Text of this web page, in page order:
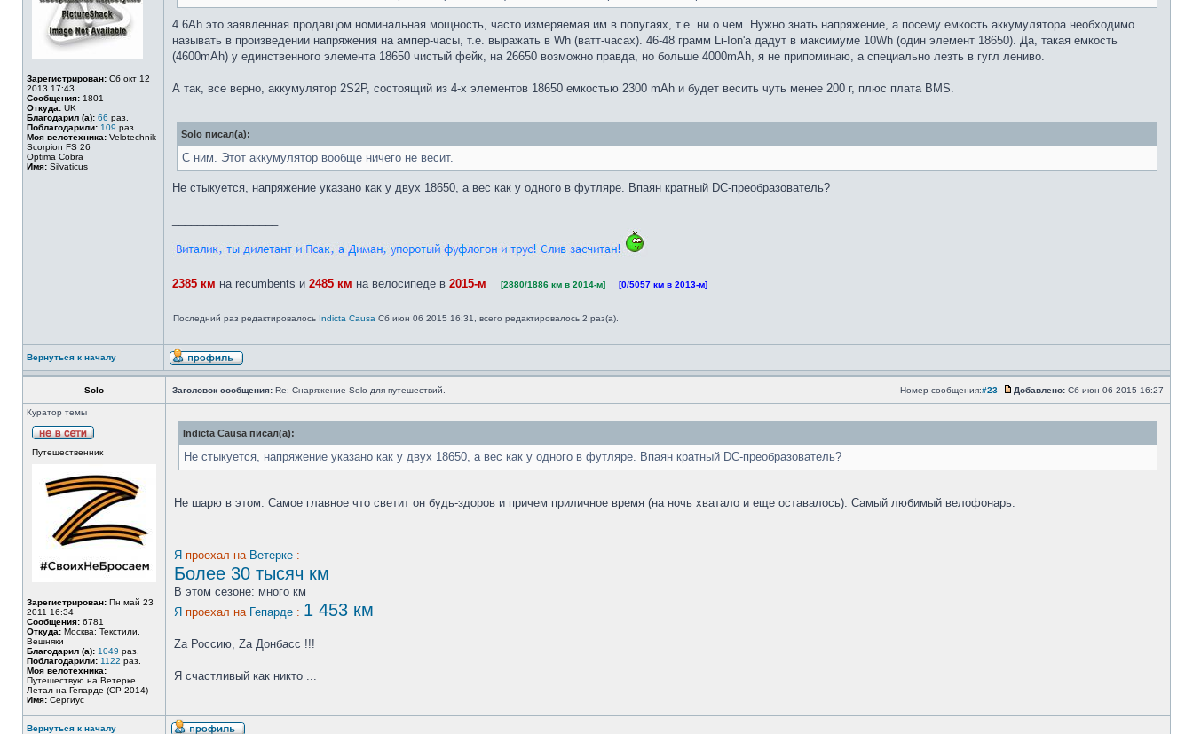
Зарегистрирован: Сб окт 12
2013 17:43
Сообщения: 1801
Откуда: UK
Благодарил (а): 66 раз.
Поблагодарили: 109 раз.
Моя велотехника: Velotechnik
Scorpion FS 26
Optima Cobra
Имя: Silvaticus
4.6Ah это заявленная продавцом номинальная мощность, часто измеряемая им в попугаях, т.е. ни о чем. Нужно знать напряжение, а посему емкость аккумулятора необходимо
называть в произведении напряжения на ампер-часы, т.е. выражать в Wh (ватт-часах). 46-48 грамм Li-Ion'а дадут в максимуме 10Wh (один элемент 18650). Да, такая емкость
(4600mAh) у единственного элемента 18650 чистый фейк, на 26650 возможно правда, но больше 4000mAh, я не припоминаю, а специально лезть в гугл лениво.
А так, все верно, аккумулятор 2S2P, состоящий из 4-х элементов 18650 емкостью 2300 mAh и будет весить чуть менее 200 г, плюс плата BMS.
Solo писал(а):
С ним. Этот аккумулятор вообще ничего не весит.
Не стыкуется, напряжение указано как у двух 18650, а вес как у одного в футляре. Впаян кратный DC-преобразователь?
2385 км на recumbents и 2485 км на велосипеде в 2015-м [2880/1886 км в 2014-м] [0/5057 км в 2013-м]
Последний раз редактировалось Indiсtа Саusа Сб июн 06 2015 16:31, всего редактировалось 2 раз(а).
Вернуться к началу
Solo Заголовок сообщения: Re: Снаряжение Solo для путешествий. Номер сообщения:#23 Добавлено: Сб июн 06 2015 16:27
Куратор темы
Путешественник
Зарегистрирован: Пн май 23
2011 16:34
Сообщения: 6781
Откуда: Москва: Текстили,
Вешняки
Благодарил (а): 1049 раз.
Поблагодарили: 1122 раз.
Моя велотехника:
Путешествую на Ветерке
Летал на Гепарде (СР 2014)
Имя: Сергиус
Indiсtа Саusа писал(а):
Не стыкуется, напряжение указано как у двух 18650, а вес как у одного в футляре. Впаян кратный DC-преобразователь?
Не шарю в этом. Самое главное что светит он будь-здоров и причем приличное время (на ночь хватало и еще оставалось). Самый любимый велофонарь.
Я проехал на Ветерке :
Более 30 тысяч км
В этом сезоне: много км
Я проехал на Гепарде : 1 453 км
Zа Россию, Zа Донбасс !!!
Я счастливый как никто ...
Вернуться к началу